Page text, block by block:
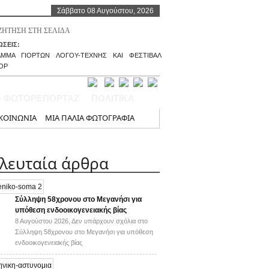
Σάββατο 08 Αυγούστου, 2026
ΓΙΟΡΤΩΝ ΛΟΓΟΥ-ΤΕΧΝΗΣ ΚΑΙ ΦΕΣΤΙΒΑΛ
ΜΙΑ ΠΑΛΙΑ ΦΩΤΟΓΡΑΦΙΑ
άρθρα
Σύλληψη 58χρονου στο Μεγανήσι για
υπόθεση ενδοοικογενειακής βίας
8 Αυγούστου 2026, Δεν υπάρχουν σχόλια στο
Σύλληψη 58χρονου στο Μεγανήσι για υπόθεση
ενδοοικογενειακής βίας